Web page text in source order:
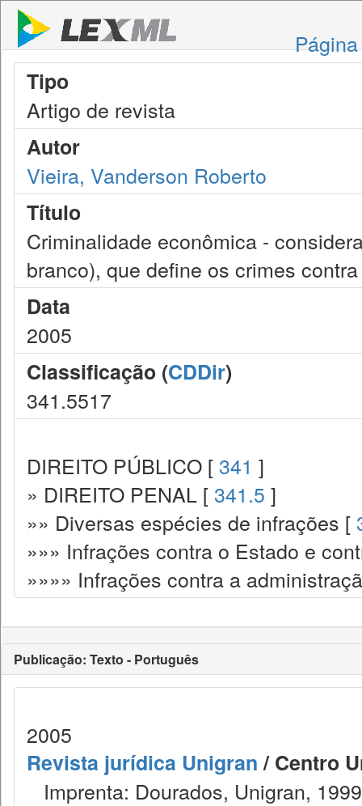
Tipo
Artigo de revista
Autor
Vieira, Vanderson Roberto
Título
Criminalidade econômica -
branco), que define os crimes
Data
2005
Classificação (CDDir)
341.5517
DIREITO PÚBLICO [ 341 ]
» DIREITO PENAL [ 341.5 ]
»» Diversas espécies de infrações [
»»» Infrações contra o Estado e
»»»» Infrações contra a
Publicação: Texto - Português
2005
Revista jurídica Unigran/ Centro
Imprenta: Dourados, Unigran,